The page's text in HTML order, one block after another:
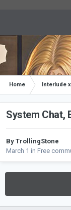
Home Interlude
System Chat,
By TrollingStone
March 1 in Free